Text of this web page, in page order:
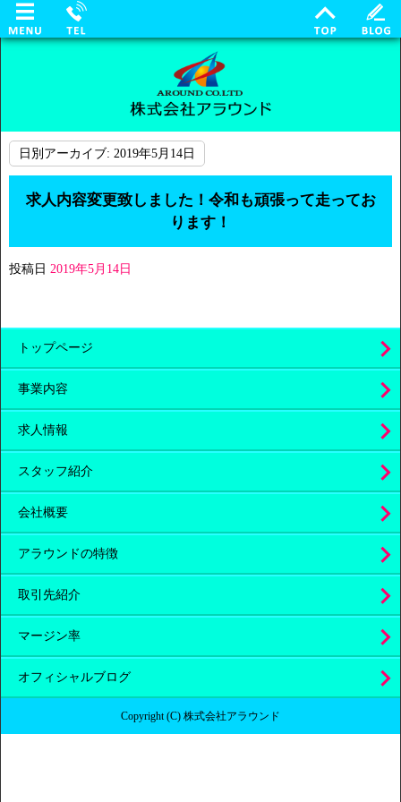
日別アーカイブ: 2019年5月14日
求人内容変更致しました！令和も頑張って走ってお
ります！
投稿日 2019年5月14日
トップページ
事業内容
求人情報
スタッフ紹介
会社概要
アラウンドの特徴
取引先紹介
マージン率
オフィシャルブログ
Copyright (C) 株式会社アラウンド